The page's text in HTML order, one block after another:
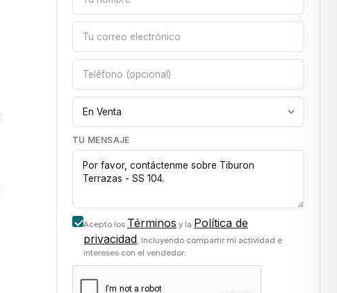
TU MENSAJE
Acepto los Términos y la Política de
privacidad, incluyendo compartir mi actividad e
intereses con el vendedor.